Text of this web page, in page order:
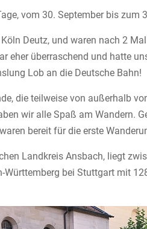
vom 30. September bis zum
Deutz, und waren nach 2
eher überraschend und hatte
Lob an die Deutsche Bahn!
die teilweise von außerhalb
wir alle Spaß am Wandern.
bereit für die erste
Landkreis Ansbach, liegt
bei Stuttgart mit